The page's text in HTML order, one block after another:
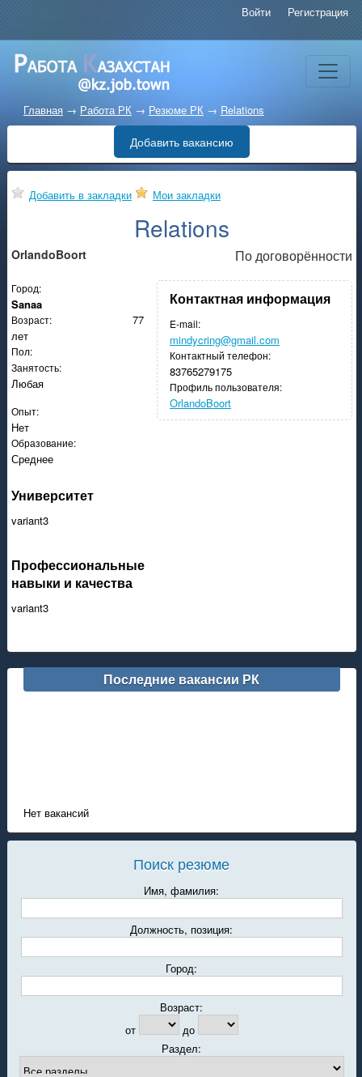
Войти Регистрация
Главная → Работа РК→ Резюме РК→ Relations
Добавить вакансию
Добавить в закладки Мои закладки
Relations
OrlandoBoort По договорённости
Город:
Sanaa
Возраст:
77
лет
Пол:
Занятость:
Любая
Опыт:
Нет
Образование:
Среднее
Университет
variant3
Профессиональные
навыки и качества
variant3
Контактная информация
E-mail:
mindycring@gmail.com
Контактный телефон:
83765279175
Профиль пользователя:
OrlandoBoort
Последние вакансии РК
Нет вакансий
Поиск резюме
Имя, фамилия:
Должность, позиция:
Город:
Возраст:
от
до
Раздел: